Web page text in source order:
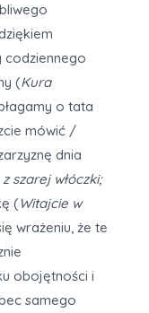
codziennego
(Kura
o tata
mówić /
dnia
szarej włóczki;
(Witajcie w
wrażeniu, że te
obojętności i
samego